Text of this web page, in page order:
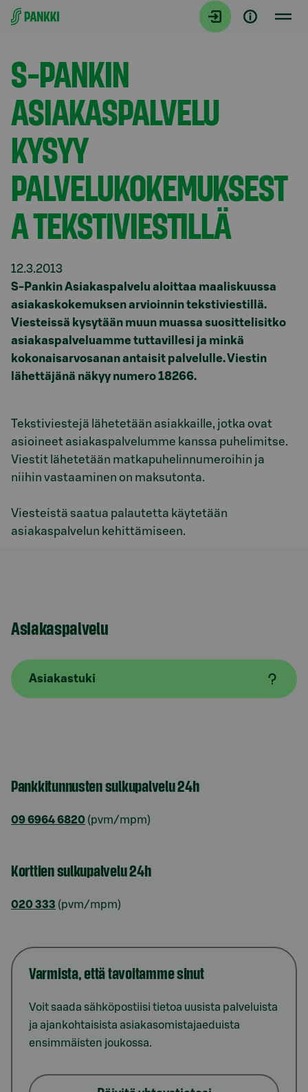
Siirry suoraan sisältöön
Tiedotteet
S-PANKIN
ASIAKASPALVELU
KYSYY
PALVELUKOKEMUKSEST
A TEKSTIVIESTILLÄ
12.3.2013
S-Pankin Asiakaspalvelu aloittaa maaliskuussa
asiakaskokemuksen arvioinnin tekstiviestillä.
Viesteissä kysytään muun muassa suosittelisitko
asiakaspalveluamme tuttavillesi ja minkä
kokonaisarvosanan antaisit palvelulle. Viestin
lähettäjänä näkyy numero 18266.
Tekstiviestejä lähetetään asiakkaille, jotka ovat
asioineet asiakaspalvelumme kanssa puhelimitse.
Viestit lähetetään matkapuhelinnumeroihin ja
niihin vastaaminen on maksutonta.
Viesteistä saatua palautetta käytetään
asiakaspalvelun kehittämiseen.
Asiakaspalvelu
Asiakastuki
Pankkitunnusten sulkupalvelu 24h
09 6964 6820 (pvm/mpm)
Korttien sulkupalvelu 24h
020 333 (pvm/mpm)
Varmista, että tavoitamme sinut
Voit saada sähköpostiisi tietoa uusista palveluista
ja ajankohtaisista asiakasomistajaeduista
ensimmäisten joukossa.